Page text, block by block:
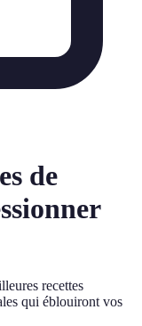
de
recettes
qui éblouiront vos